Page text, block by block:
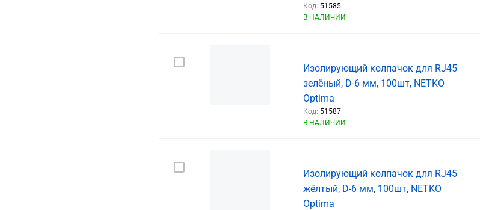
Код: 51585
В НАЛИЧИИ
Изолирующий колпачок для RJ45
зелёный, D-6 мм, 100шт, NETKO
Optima
Код: 51587
В НАЛИЧИИ
Изолирующий колпачок для RJ45
жёлтый, D-6 мм, 100шт, NETKO
Optima